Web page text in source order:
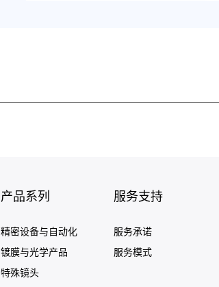
产品系列
精密设备与自动化
镀膜与光学产品
特殊镜头
服务支持
服务承诺
服务模式